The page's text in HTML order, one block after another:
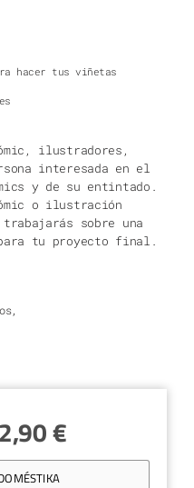
hacer tus viñetas
ilustradores,
interesada en el
y de su entintado.
o ilustración
sobre una
tu proyecto final.
,
€